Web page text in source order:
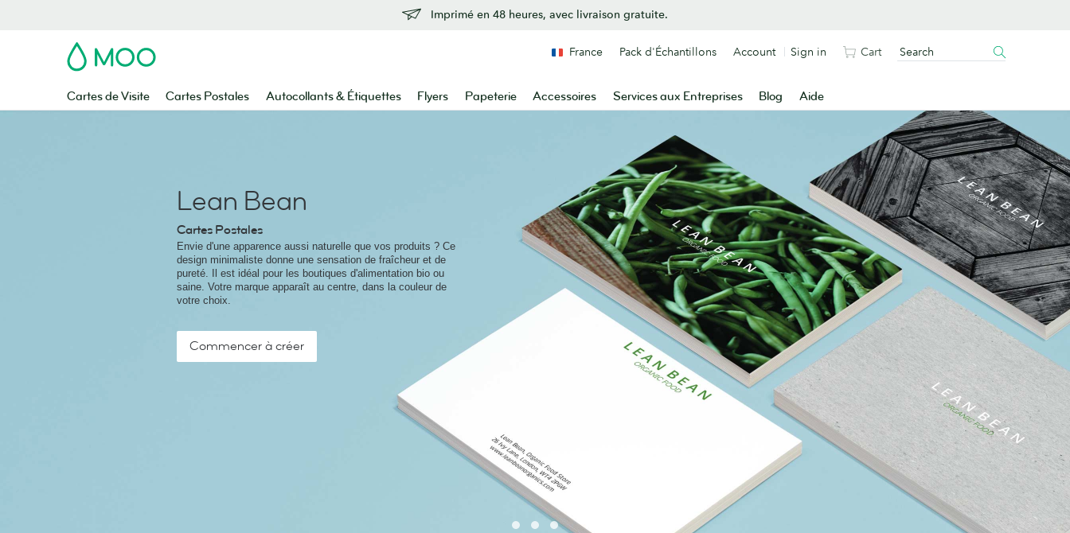
Imprimé en 48 heures, avec livraison gratuite.
MOO
Cartes de Visite Cartes Postales Autocollants & Étiquettes Flyers Papeterie Accessoires Services aux Entreprises Blog Aide
France Pack d'Échantillons Account Sign in Cart
Lean Bean
Cartes Postales
Envie d'une apparence aussi naturelle que vos produits ? Ce
design minimaliste donne une sensation de fraîcheur et de
pureté. Il est idéal pour les boutiques d'alimentation bio ou
saine. Votre marque apparaît au centre, dans la couleur de
votre choix.
Commencer à créer